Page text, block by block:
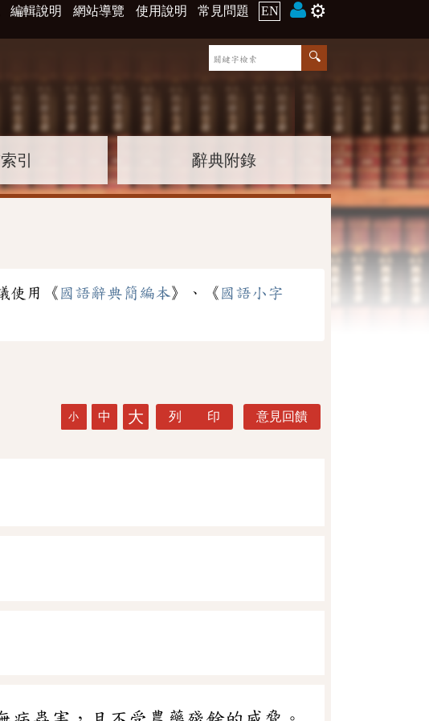
編輯說明 網站導覽 使用說明 常見問題 EN ⚙️
引 辭典附錄
使用《 國語辭典簡編本》、《 國語小字
小 中 大 列 印 意見回饋